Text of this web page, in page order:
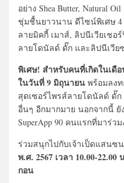
อย่าง Shea Butter, Natural
ชุ่มชื้นยาวนาน ดีไซน์พิเศษ
ลายมิคกี้ เมาส์, ลิปนีเวียเชอ
ลายโดนัลด์ ดั๊ก และลิปนีเวีย
พิเศษ! สำหรับคนที่เกิดในเดื
ในวันที่ 9 มิถุนายน พร้อมลง
สุดเซอร์ไพรส์ลายโดนัลด์ ดั๊
อื่นๆ อีกมากมาย นอกจากนี้
SuperApp 90 คนแรกที่มาร่
ร่วมสนุกไปกับเจ้าเป็ดแสนซน
พ.ศ. 2567 เวลา 10.00-
กอน